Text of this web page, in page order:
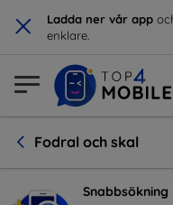
× Ladda ner vår app
enklare.
Fodral och skal
Snabbsökning